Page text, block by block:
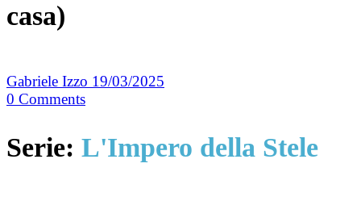
casa)
Gabriele Izzo 19/03/2025
0 Comments
Serie: L'Impero della Stele